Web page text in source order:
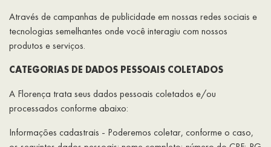
Através de campanhas de publicidade em nossas redes sociais e
tecnologias semelhantes onde você interagiu com nossos
produtos e serviços.
CATEGORIAS DE DADOS PESSOAIS COLETADOS
A Florença trata seus dados pessoais coletados e/ou
processados conforme abaixo:
Informações cadastrais - Poderemos coletar, conforme o caso,